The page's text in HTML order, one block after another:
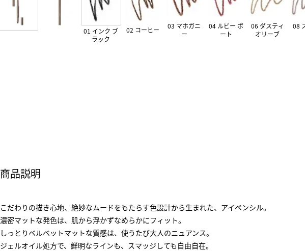
01 インク ブ
ラック
02 コーヒー
03 マホガニ
ー
04 ルビー ポ
ート
06 ダスティ
オリーブ
08
商品説明
こだわりの描き心地、絶妙なムードをもたらす色設計から生まれた、アイペンシル。
濃密マットな発色は、肌から浮かずなめらかにフィット。
しっとりベルベットマットな質感は、使うたび大人のニュアンス。
ジェルオイル処方で、鮮明なラインも、スマッジしても自由自在。